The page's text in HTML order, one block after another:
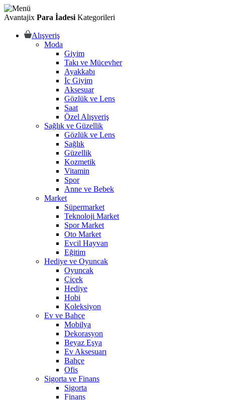
Avantajix Para İadesi Kategorileri
Alışveriş
Moda
Giyim
Takı ve Mücevher
Ayakkabı
İç Giyim
Aksesuar
Gözlük ve Lens
Saat
Özel Alışveriş
Sağlık ve Güzellik
Gözlük ve Lens
Sağlık
Güzellik
Kozmetik
Vitamin
Spor
Anne ve Bebek
Market
Süpermarket
Teknoloji Market
Spor Market
Oto Market
Evcil Hayvan
Eğitim
Hediye ve Oyuncak
Oyuncak
Çiçek
Hediye
Hobi
Koleksiyon
Ev ve Bahçe
Mobilya
Dekorasyon
Beyaz Eşya
Ev Aksesuarı
Bahçe
Ofis
Sigorta ve Finans
Sigorta
Finans